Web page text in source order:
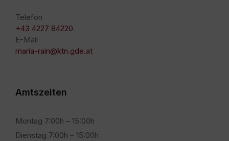
Telefon
+43 4227 84220
E-Mail
maria-rain@ktn.gde.at
Amtszeiten
Montag 7:00h – 15:00h
Dienstag 7:00h – 15:00h